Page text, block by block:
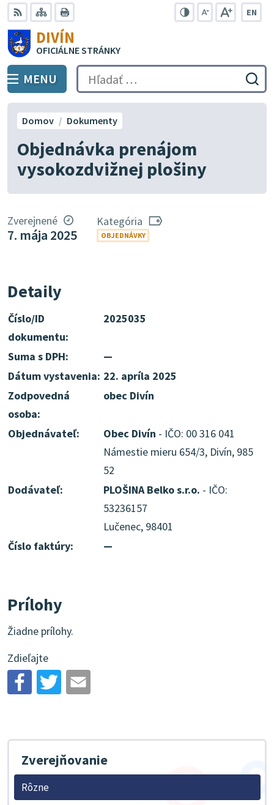
Preskočiť
na
obsah
RSS Mapa
EN
DIVÍN
OFICIÁLNE STRÁNKY
PREPNÚŤ
MENU Hľadať:
Objednávka prenájom
vysokozdvižnej plošiny
Domov Dokumenty
Zverejnené
7. mája 2025
Kategória
OBJEDNÁVKY
Detaily
Číslo/ID
dokumentu:
2025035
Suma s DPH:
—
Dátum vystavenia: 22. apríla 2025
Zodpovedná
osoba:
obec Divín
Objednávateľ: Obec Divín - IČO: 00 316 041
Námestie mieru 654/3, Divín, 985
52
Dodávateľ:
PLOŠINA Belko s.r.o. - IČO:
53236157
Lučenec, 98401
Číslo faktúry:
—
Prílohy
Žiadne prílohy.
Zdieľajte
Zverejňovanie
Rôzne